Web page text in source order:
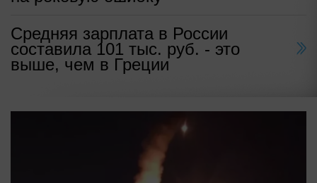
Средняя зарплата в России
составила 101 тыс. руб. - это
выше, чем в Греции